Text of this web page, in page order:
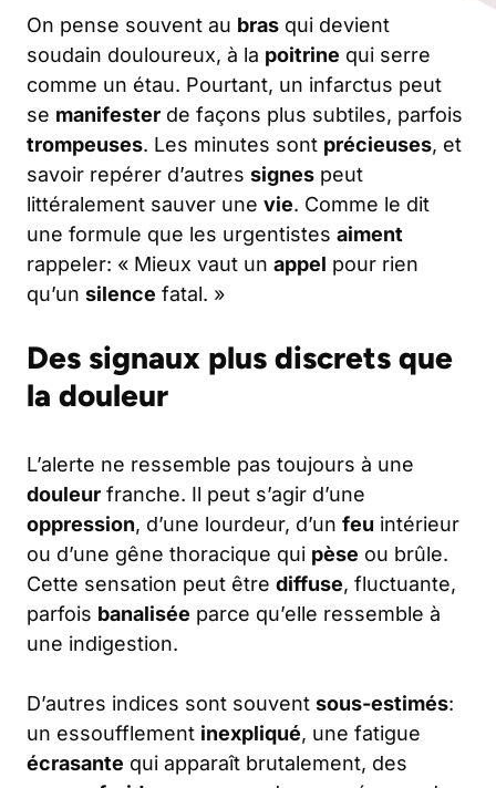
On pense souvent au bras qui devient
soudain douloureux, à la poitrine qui serre
comme un étau. Pourtant, un infarctus peut
se manifester de façons plus subtiles, parfois
trompeuses. Les minutes sont précieuses, et
savoir repérer d’autres signes peut
littéralement sauver une vie. Comme le dit
une formule que les urgentistes aiment
rappeler: « Mieux vaut un appel pour rien
qu’un silence fatal. »
Des signaux plus discrets que
la douleur
L’alerte ne ressemble pas toujours à une
douleur franche. Il peut s’agir d’une
oppression, d’une lourdeur, d’un feu intérieur
ou d’une gêne thoracique qui pèse ou brûle.
Cette sensation peut être diffuse, fluctuante,
parfois banalisée parce qu’elle ressemble à
une indigestion.
D’autres indices sont souvent sous-estimés:
un essoufflement inexpliqué, une fatigue
écrasante qui apparaît brutalement, des